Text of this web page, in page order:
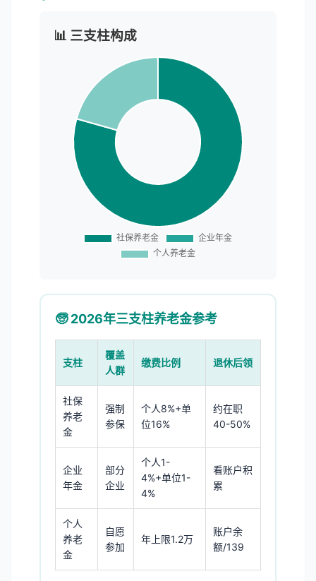
📊 三支柱构成
🧓 2026年三支柱养老金参考
支柱
覆盖
人群
缴费比例 退休后领
社保
养老
金
强制
参保
个人8%+单
位16%
约在职
40-50%
企业
年金
部分
企业
个人1-
4%+单位1-
4%
看账户积
累
个人
养老
金
自愿
参加
年上限1.2万
账户余
额/139